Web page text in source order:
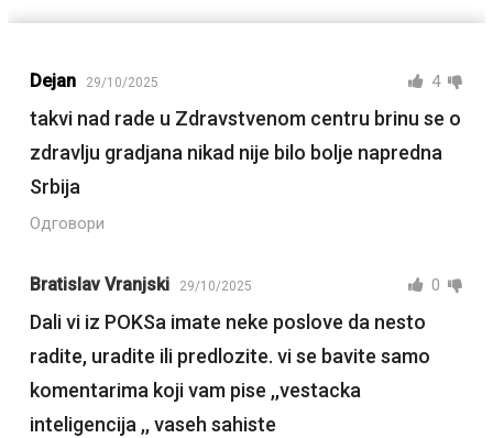
Dejan 29/10/2025 4
takvi nad rade u Zdravstvenom centru brinu se o
zdravlju gradjana nikad nije bilo bolje napredna
Srbija
Одговори
Bratislav Vranjski 29/10/2025 0
Dali vi iz POKSa imate neke poslove da nesto
radite, uradite ili predlozite. vi se bavite samo
komentarima koji vam pise ,,vestacka
inteligencija ,, vaseh sahiste